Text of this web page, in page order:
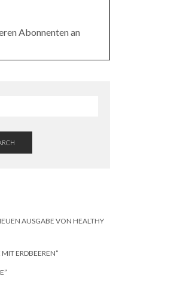
Abonnenten an
AUSGABE VON HEALTHY
ERDBEEREN”